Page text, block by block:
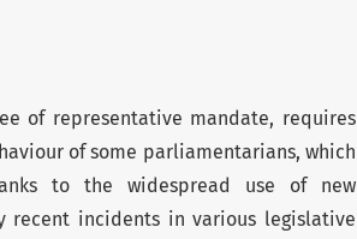
of representative mandate, requires
of some parliamentarians, which
to the widespread use of new
recent incidents in various legislative